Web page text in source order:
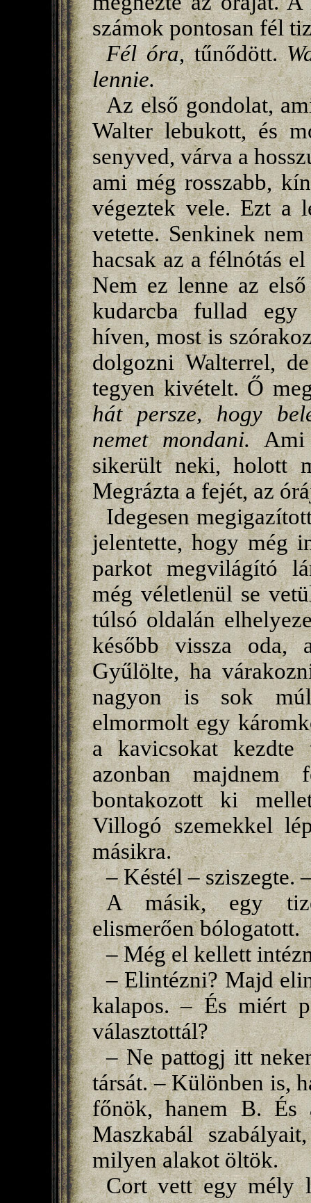
számok pontosan fél
Fél óra, tűnődött.
lennie.
Az első gondolat,
Walter lebukott, és
senyved, várva a
ami még rosszabb,
végeztek vele. Ezt a
vetette. Senkinek
hacsak az a félnótás
Nem ez lenne az
kudarcba fullad egy
híven, most is
dolgozni Walterrel,
tegyen kivételt. Ő
hát persze, hogy
nemet mondani.Ami
sikerült neki, holott
Megrázta a fejét, az
Idegesen
jelentette, hogy még
parkot megvilágító
még véletlenül se
túlsó oldalán
később vissza oda,
Gyűlölte, ha
nagyon is sok
elmormolt egy
a kavicsokat kezdte
azonban
bontakozott ki
Villogó szemekkel
másikra.
– Késtél – sziszegte.
A másik, egy
elismerően bólogatott.
– Még el kellett
– Elintézni? Majd
kalapos. – És miért
választottál?
– Ne pattogj itt
társát. – Különben is,
főnök, hanem B. És
Maszkabál
milyen alakot öltök.
Cort vett egy mély